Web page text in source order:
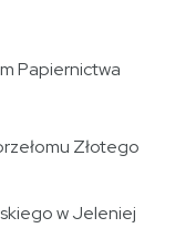
Papiernictwa
Złotego
w Jeleniej